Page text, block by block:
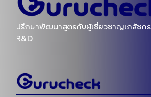
ปรึกษาพัฒนาสูตรกับผู้เชี่ยวชาญเภสัชกร
R&D